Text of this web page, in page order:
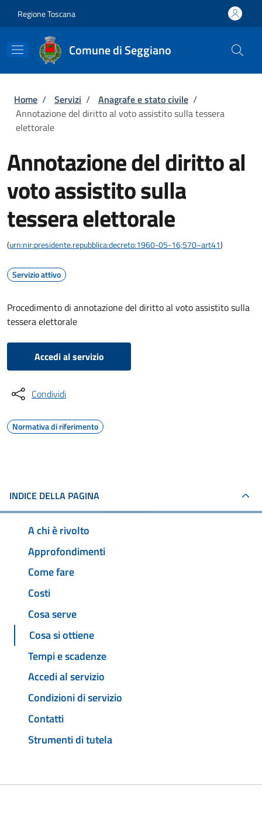
Regione Toscana
Comune di Seggiano
Briciole di pane
Home / Servizi / Anagrafe e stato civile /
Annotazione del diritto al voto assistito sulla tessera
elettorale
Annotazione del diritto al
voto assistito sulla
tessera elettorale
(urn:nir:presidente.repubblica:decreto:1960-05-16;570~art41)
Servizio attivo
Procedimento di annotazione del diritto al voto assistito sulla
tessera elettorale
Accedi al servizio
Condividi
Normativa di riferimento
INDICE DELLA PAGINA
A chi è rivolto
Approfondimenti
Come fare
Costi
Cosa serve
Cosa si ottiene
Tempi e scadenze
Accedi al servizio
Condizioni di servizio
Contatti
Strumenti di tutela